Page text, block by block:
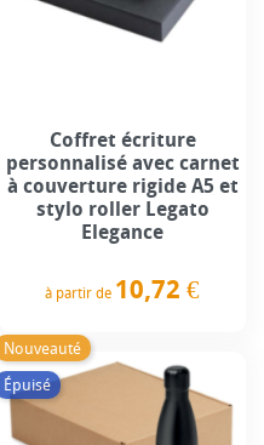
Coffret écriture
personnalisé avec carnet
à couverture rigide A5 et
stylo roller Legato
Elegance
à partir de 10,72 €
Nouveauté
Épuisé